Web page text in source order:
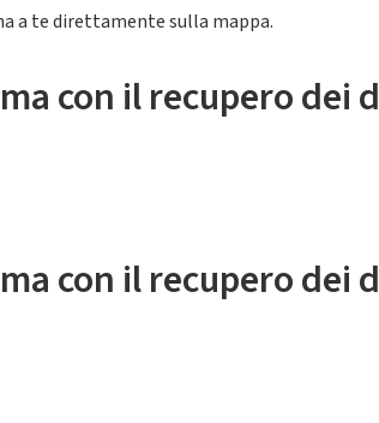
a te direttamente sulla mappa.
con il recupero dei
con il recupero dei